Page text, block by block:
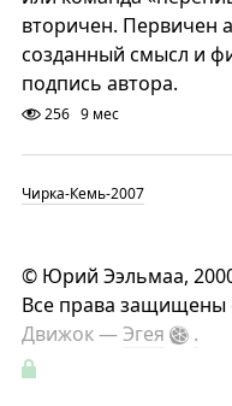
вторичен. Первичен
созданный смысл и
подпись автора.
256 9 мес
Чирка-Кемь-2007
© Юрий Ээльмаа,
Все права защищены
Движок —Эгея .